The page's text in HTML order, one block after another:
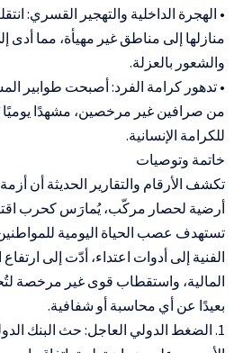
• الهجرة الداخلية والتهجير القسري:
منازلها إلى مناطق غير مهيأة، مما أدى
والشعور بالعزلة.
• تدهور كرامة الفرد: أصبحت طوابير
من صرافين غير مرخصين، مشهدًا يوميًا
للكرامة الإنسانية.
خاتمة وتوصيات
تكشف الأرقام والتقارير الحديثة أن
أرضية لحصار مركّب، يُمارَس كحرب
تستهدف عصب الحياة اليومية
الفنية إلى أدوات اعتداء، أدّت إلى ارتفاع
المالية، واستقطاب قوى غير مرخصة
بعيدًا عن أي محاسبة أو شفافية.
1. الضغط الدولي العاجل: حث البنك